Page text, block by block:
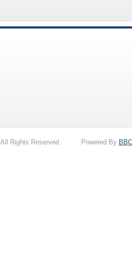
All Rights Reserved . Powered By